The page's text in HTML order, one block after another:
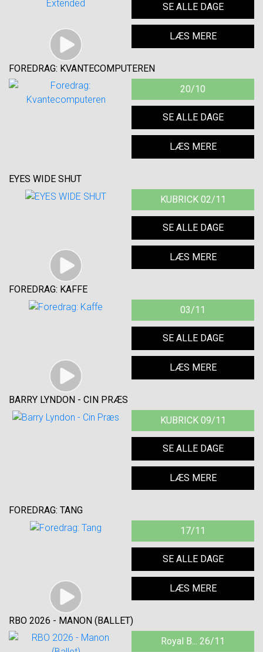
SE ALLE DAGE
LÆS MERE
FOREDRAG: KVANTECOMPUTEREN
20/10
SE ALLE DAGE
LÆS MERE
EYES WIDE SHUT
KUBRICK 02/11
SE ALLE DAGE
LÆS MERE
FOREDRAG: KAFFE
03/11
SE ALLE DAGE
LÆS MERE
BARRY LYNDON - CIN PRÆS
KUBRICK 09/11
SE ALLE DAGE
LÆS MERE
FOREDRAG: TANG
17/11
SE ALLE DAGE
LÆS MERE
RBO 2026 - MANON (BALLET)
Royal B... 26/11